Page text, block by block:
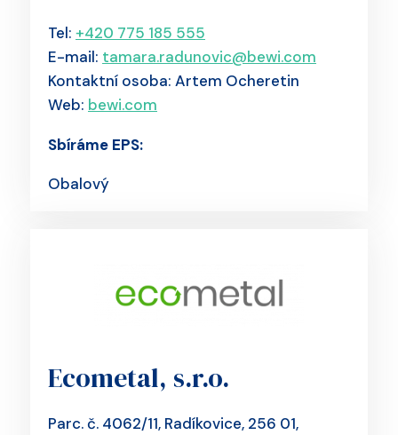
Tel: +420 775 185 555
E-mail: tamara.radunovic@bewi.com
Kontaktní osoba: Artem Ocheretin
Web: bewi.com
Sbíráme EPS:
Obalový
Ecometal, s.r.o.
Parc. č. 4062/11, Radíkovice, 256 01,